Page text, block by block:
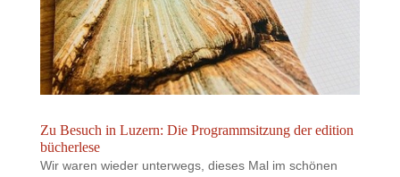
Zu Besuch in Luzern: Die Programmsitzung der edition
bücherlese
Wir waren wieder unterwegs, dieses Mal im schönen